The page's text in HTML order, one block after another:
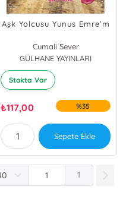
Aşk Yolcusu Yunus Emre’m
Cumali Sever
GÜLHANE YAYINLARI
Stokta Var
₺117,00 %35
Sepete Ekle
1